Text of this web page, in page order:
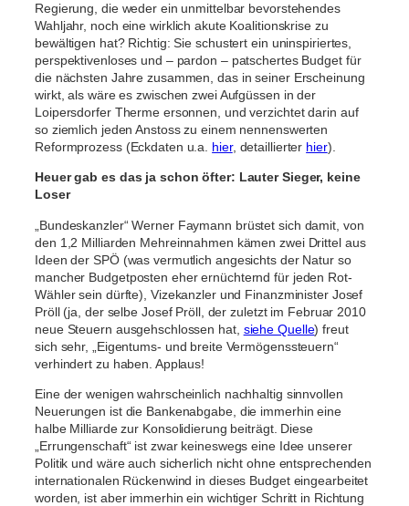
Regierung, die weder ein unmittelbar bevorstehendes
Wahljahr, noch eine wirklich akute Koalitionskrise zu
bewältigen hat? Richtig: Sie schustert ein uninspiriertes,
perspektivenloses und – pardon – patschertes Budget für
die nächsten Jahre zusammen, das in seiner Erscheinung
wirkt, als wäre es zwischen zwei Aufgüssen in der
Loipersdorfer Therme ersonnen, und verzichtet darin auf
so ziemlich jeden Anstoss zu einem nennenswerten
Reformprozess (Eckdaten u.a. hier, detaillierter hier).
Heuer gab es das ja schon öfter: Lauter Sieger, keine
Loser
„Bundeskanzler“ Werner Faymann brüstet sich damit, von
den 1,2 Milliarden Mehreinnahmen kämen zwei Drittel aus
Ideen der SPÖ (was vermutlich angesichts der Natur so
mancher Budgetposten eher ernüchternd für jeden Rot-
Wähler sein dürfte), Vizekanzler und Finanzminister Josef
Pröll (ja, der selbe Josef Pröll, der zuletzt im Februar 2010
neue Steuern ausgehschlossen hat, siehe Quelle) freut
sich sehr, „Eigentums- und breite Vermögenssteuern“
verhindert zu haben. Applaus!
Eine der wenigen wahrscheinlich nachhaltig sinnvollen
Neuerungen ist die Bankenabgabe, die immerhin eine
halbe Milliarde zur Konsolidierung beiträgt. Diese
„Errungenschaft“ ist zwar keineswegs eine Idee unserer
Politik und wäre auch sicherlich nicht ohne entsprechenden
internationalen Rückenwind in dieses Budget eingearbeitet
worden, ist aber immerhin ein wichtiger Schritt in Richtung